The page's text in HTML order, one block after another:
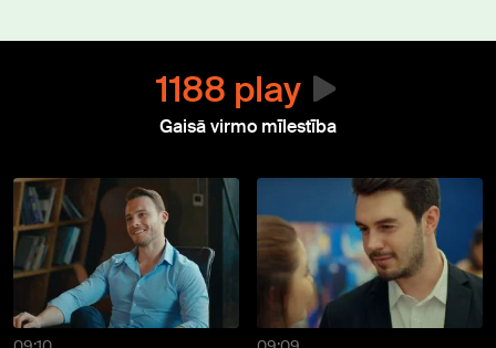
1188 play
Gaisā virmo mīlestība